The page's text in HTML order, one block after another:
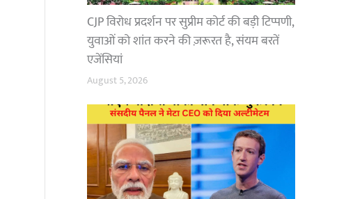
CJP विरोध प्रदर्शन पर सुप्रीम कोर्ट की बड़ी टिप्पणी,
युवाओं को शांत करने की ज़रूरत है, संयम बरतें
एजेंसियां
August 5, 2026